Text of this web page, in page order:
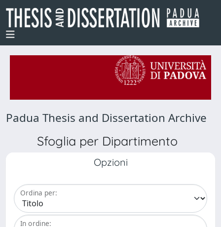
Padua Thesis and Dissertation Archive
Sfoglia per Dipartimento
Opzioni
Ordina per:
In ordine: